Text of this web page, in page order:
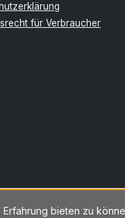
für Verbraucher
bieten zu